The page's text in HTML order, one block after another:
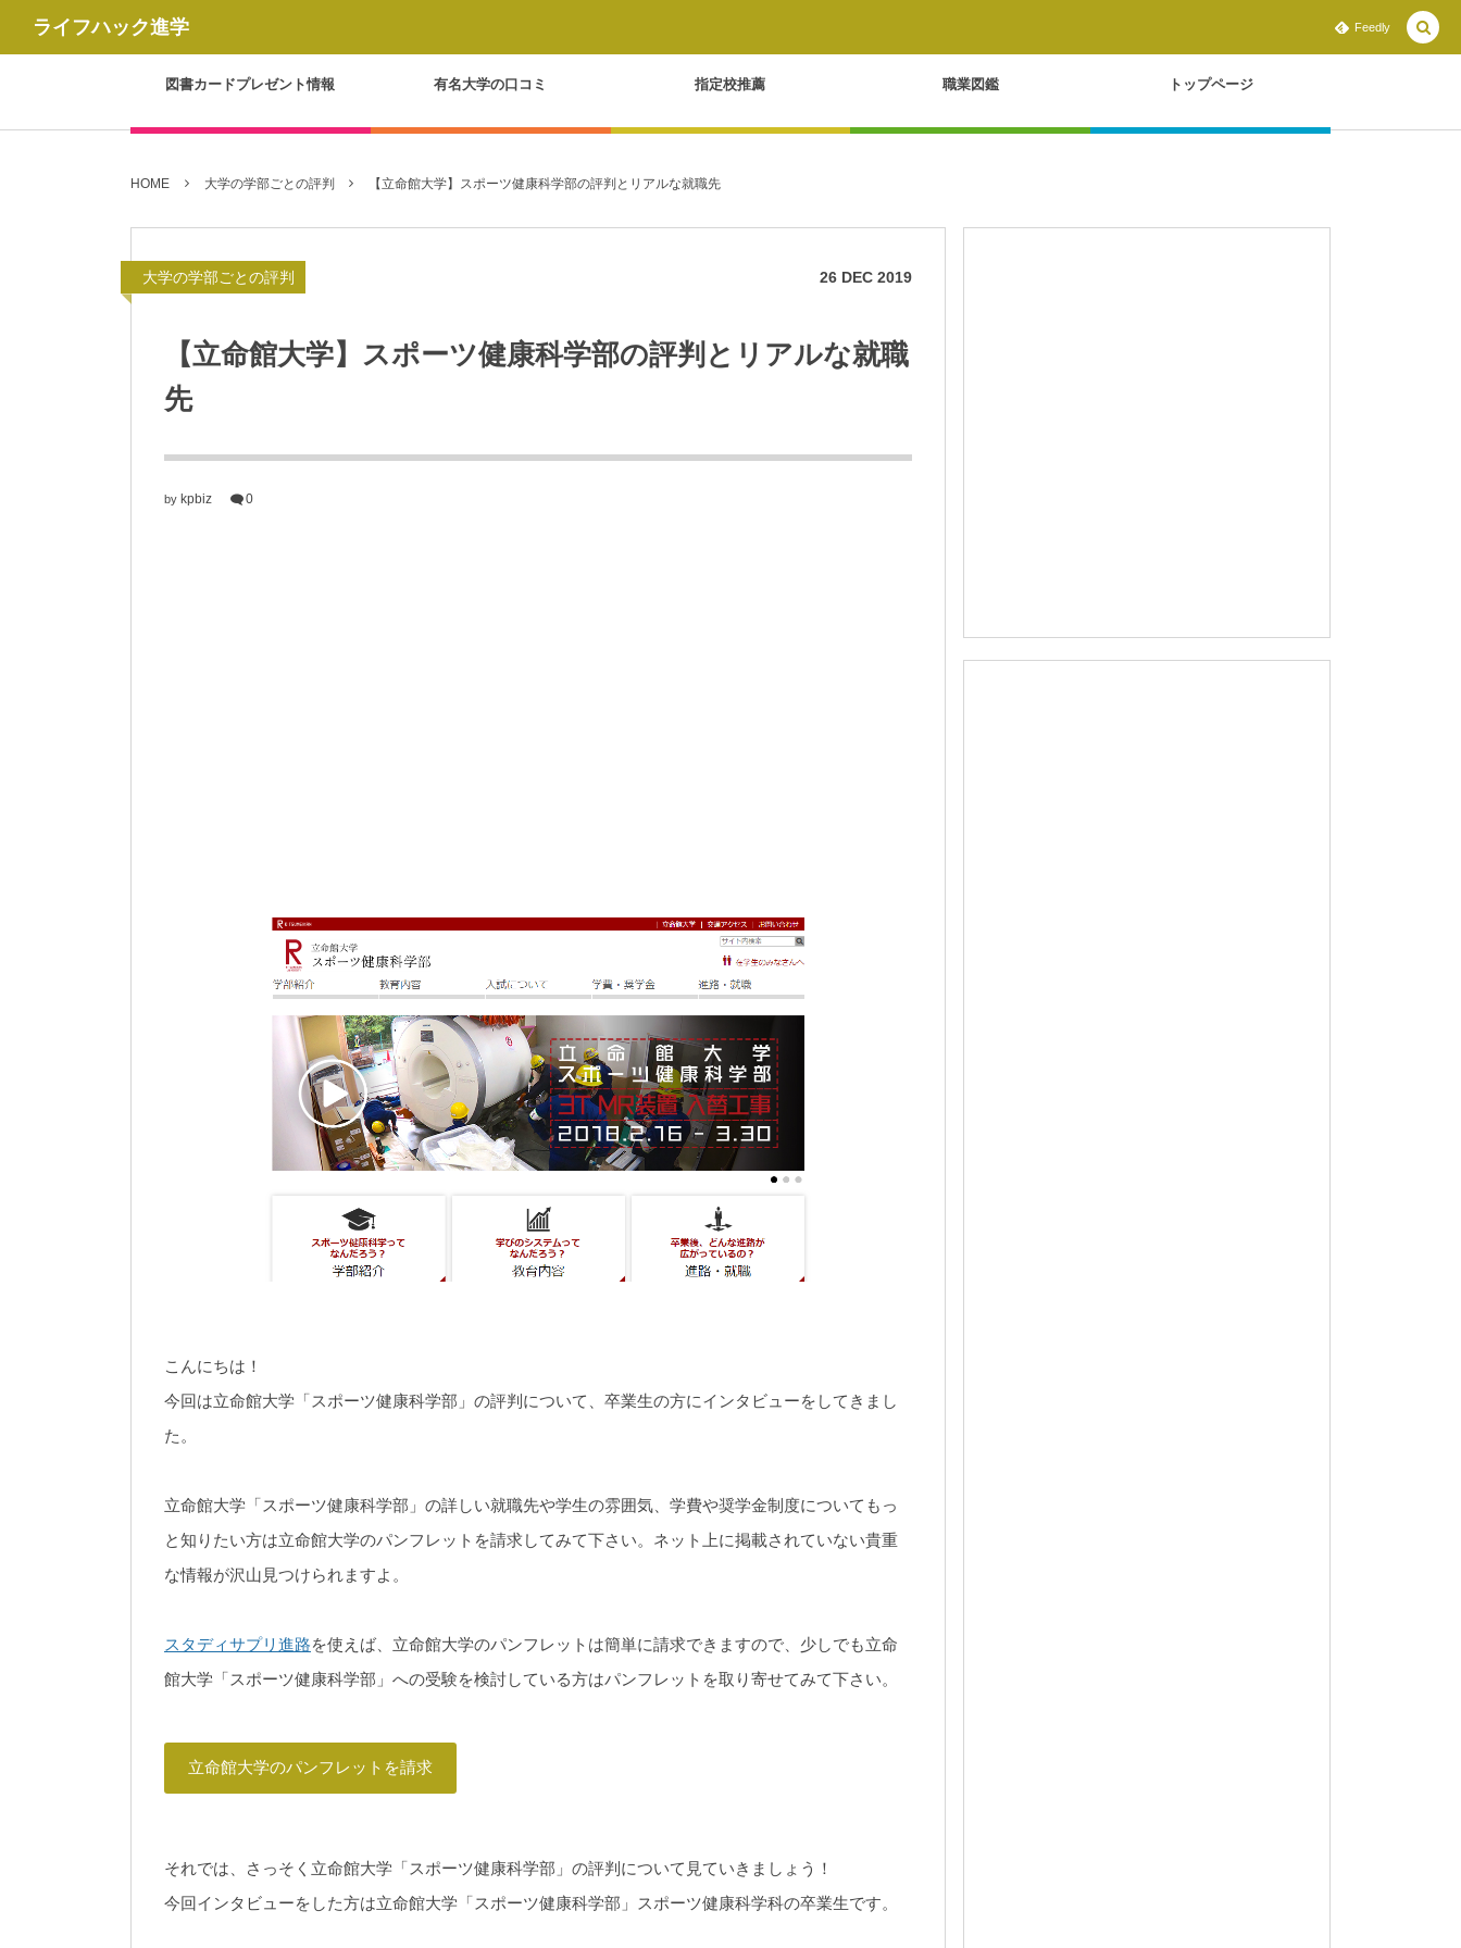
ライフハック進学 Feedly
図書カードプレゼント情報 有名大学の口コミ 指定校推薦 職業図鑑 トップページ
HOME 大学の学部ごとの評判 【立命館大学】スポーツ健康科学部の評判とリアルな就職先
大学の学部ごとの評判 26 DEC 2019
【立命館大学】スポーツ健康科学部の評判とリアルな就職
先
by kpbiz 0
こんにちは！
今回は立命館大学「スポーツ健康科学部」の評判について、卒業生の方にインタビューをしてきまし
た。
立命館大学「スポーツ健康科学部」の詳しい就職先や学生の雰囲気、学費や奨学金制度についてもっ
と知りたい方は立命館大学のパンフレットを請求してみて下さい。ネット上に掲載されていない貴重
な情報が沢山見つけられますよ。
スタディサプリ進路を使えば、立命館大学のパンフレットは簡単に請求できますので、少しでも立命
館大学「スポーツ健康科学部」への受験を検討している方はパンフレットを取り寄せてみて下さい。
立命館大学のパンフレットを請求
それでは、さっそく立命館大学「スポーツ健康科学部」の評判について見ていきましょう！
今回インタビューをした方は立命館大学「スポーツ健康科学部」スポーツ健康科学科の卒業生です。